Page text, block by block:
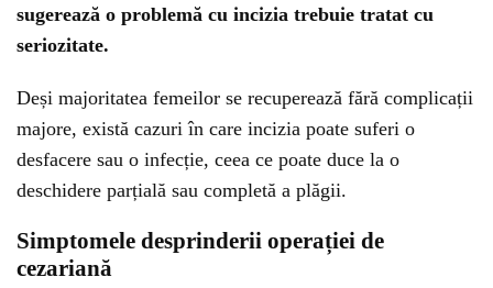
sugerează o problemă cu incizia trebuie tratat cu
seriozitate.
Deși majoritatea femeilor se recuperează fără complicații
majore, există cazuri în care incizia poate suferi o
desfacere sau o infecție, ceea ce poate duce la o
deschidere parțială sau completă a plăgii.
Simptomele desprinderii operației de
cezariană